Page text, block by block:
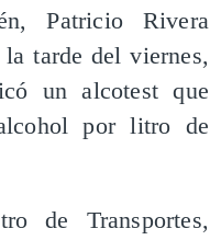
Patricio Rivera
tarde del viernes,
un alcotest que
por litro de
de Transportes,